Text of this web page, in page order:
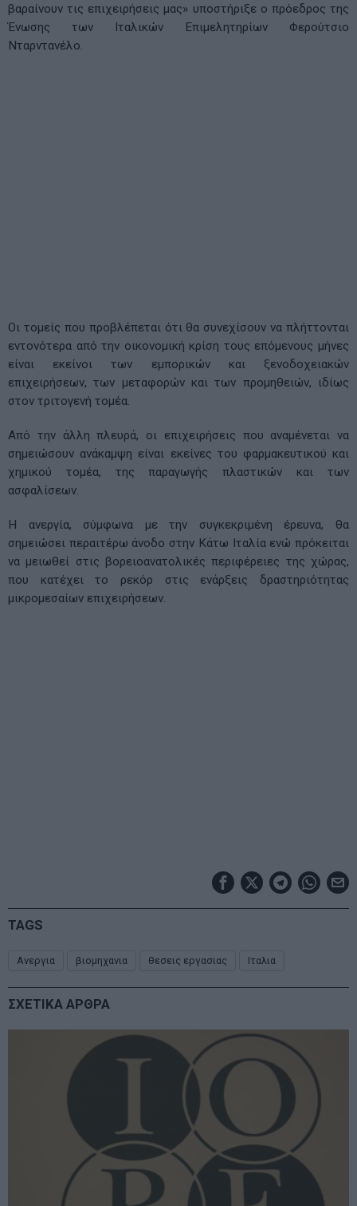
βαραίνουν τις επιχειρήσεις μας» υποστήριξε ο πρόεδρος της
Ένωσης των Ιταλικών Επιμελητηρίων Φερούτσιο
Νταρντανέλο.
Οι τομείς που προβλέπεται ότι θα συνεχίσουν να πλήττονται
εντονότερα από την οικονομική κρίση τους επόμενους μήνες
είναι εκείνοι των εμπορικών και ξενοδοχειακών
επιχειρήσεων, των μεταφορών και των προμηθειών, ιδίως
στον τριτογενή τομέα.
Από την άλλη πλευρά, οι επιχειρήσεις που αναμένεται να
σημειώσουν ανάκαμψη είναι εκείνες του φαρμακευτικού και
χημικού τομέα, της παραγωγής πλαστικών και των
ασφαλίσεων.
Η ανεργία, σύμφωνα με την συγκεκριμένη έρευνα, θα
σημειώσει περαιτέρω άνοδο στην Κάτω Ιταλία ενώ πρόκειται
να μειωθεί στις βορειοανατολικές περιφέρειες της χώρας,
που κατέχει το ρεκόρ στις ενάρξεις δραστηριότητας
μικρομεσαίων επιχειρήσεων.
TAGS
Ανεργια βιομηχανια θεσεις εργασιας Ιταλια
ΣΧΕΤΙΚΑ ΑΡΘΡΑ